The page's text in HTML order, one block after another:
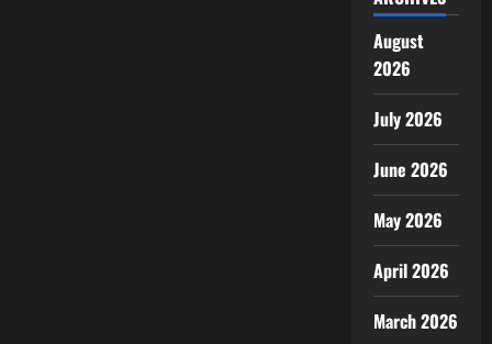
August
2026
July 2026
June 2026
May 2026
April 2026
March 2026